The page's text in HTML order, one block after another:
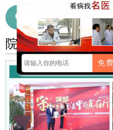
在线咨询医生
院内新闻
守护颈部生命腺
免